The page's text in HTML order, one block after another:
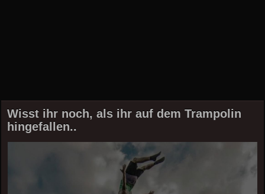
Wisst ihr noch, als ihr auf dem Trampolin
hingefallen..